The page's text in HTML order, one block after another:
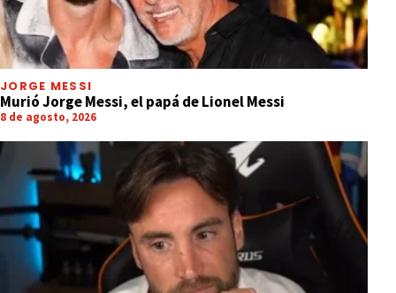
JORGE MESSI
Murió Jorge Messi, el papá de Lionel Messi
8 de agosto, 2026